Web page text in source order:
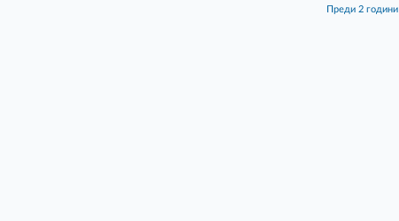
преди 2 години